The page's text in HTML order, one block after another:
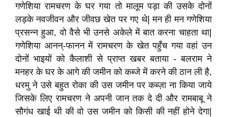
गणेशिया रामचरण के घर गया तो मालूम पड़ा की उसके दोनों
लड़के नवजीवन और जीवछ खेत पर गए थे|मन ही मन गणेशिया
प्रसन्न हुआ,वो वैसे भी उनसे अकेले में बात करना चाहता था|
गणेशिया आनन्-फानन में रामचरण के खेत पहुँच गया वहां उन
दोनों भाइयों को कैलाशी से प्राप्त खबर बताया - बलराम ने
मनहर के घर के आगे की जमीन को कब्जे में करने की ठान ली है,
धरमु ने उसे बहुत रोका की उस जमीन पर कब्ज़ा ना किया जाये
जिसके लिए रामचरण ने अपनी जान तक दे दी और रामबाबू ने
सौगंध खाई थी की वो उस जमीन को किसी की नहीं होने देगा|